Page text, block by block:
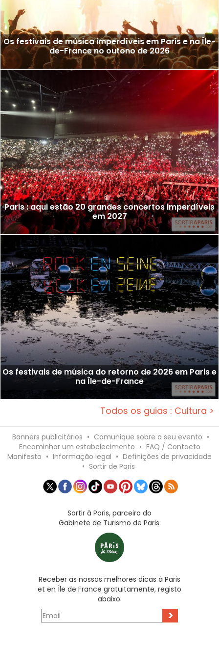
Os festivais de música imperdíveis em Paris e na Île-
de-France no outono de 2026
Paris : aqui estão 20 grandes concertos imperdíveis
em 2027
Os festivais de música do retorno de 2026 em Paris e
na Île-de-France
Todos os guias : Cultura >
Banners publicitários • Comunique sobre o seu evento •
Encaminhar um estabelecimento • FAQ / Contacto
Manifesto • Informação legal • Definições de privacidade
• Sortir de Paris
Sortir à Paris, parceiro do
Gabinete de Turismo de Paris:
Receber as nossas melhores dicas à Paris
et en Île de France gratuitamente, registo
abaixo:
>